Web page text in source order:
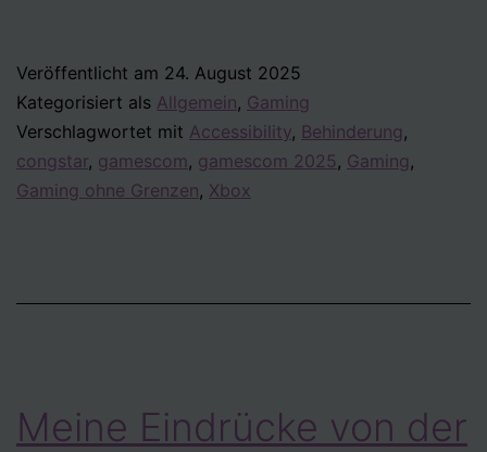
Gamescom
Veröffentlicht am 24. August 2025
Kategorisiert als Allgemein, Gaming
Verschlagwortet mit Accessibility, Behinderung,
congstar, gamescom, gamescom 2025, Gaming,
Gaming ohne Grenzen, Xbox
Meine Eindrücke von der